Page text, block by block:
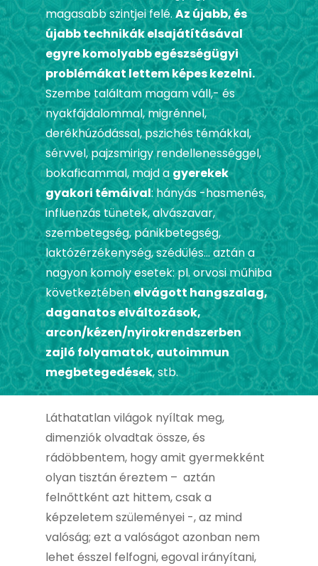
magasabb szintjei felé.Az újabb, és
újabb technikák elsajátításával
egyre komolyabb egészségügyi
problémákat lettem képes kezelni.
Szembe találtam magam váll,- és
nyakfájdalommal, migrénnel,
derékhúzódással, pszichés témákkal,
sérvvel, pajzsmirigy rendellenességgel,
bokaficammal, majd agyerekek
gyakori témáival: hányás -hasmenés,
influenzás tünetek, alvászavar,
szembetegség, pánikbetegség,
laktózérzékenység, szédülés… aztán a
nagyon komoly esetek: pl. orvosi műhiba
következtébenelvágott hangszalag,
daganatos elváltozások,
arcon/kézen/nyirokrendszerben
zajló folyamatok, autoimmun
megbetegedések, stb.
Láthatatlan világok nyíltak meg,
dimenziók olvadtak össze, és
rádöbbentem, hogy amit gyermekként
olyan tisztán éreztem – aztán
felnőttként azt hittem, csak a
képzeletem szüleményei -, az mind
valóság; ezt a valóságot azonban nem
lehet ésszel felfogni, egoval irányítani,